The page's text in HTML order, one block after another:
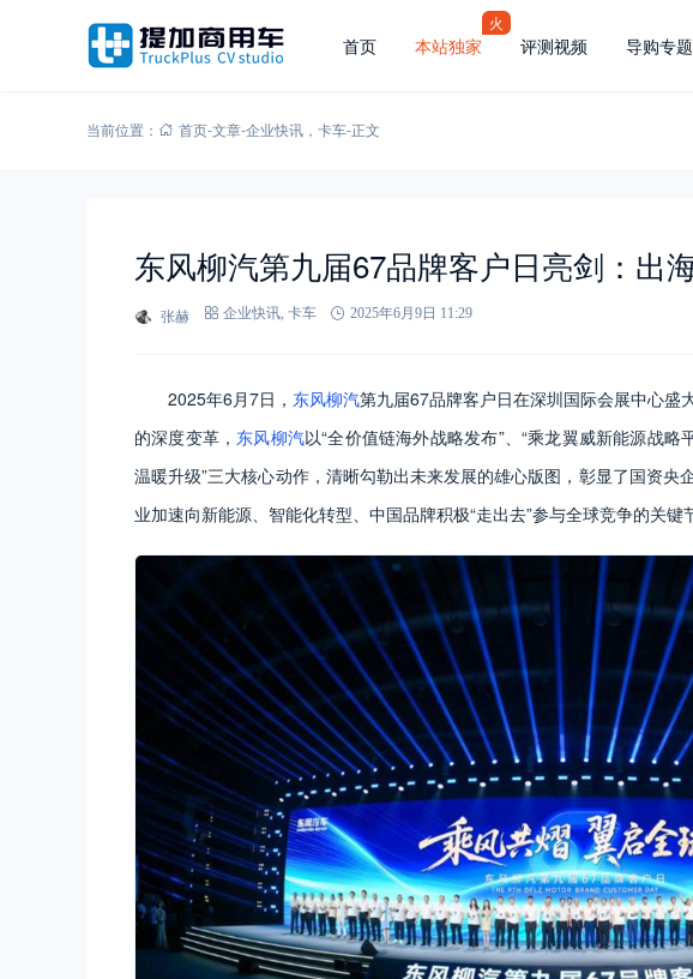
首页 本站独家
火
评测视频 导购专题
当前位置： 首页-文章-企业快讯 ， 卡车-正文
东风柳汽第九届67品牌客户日亮剑：出
张赫 企业快讯 卡车 2025年6月9日 11:29
2025年6月7日， 东风柳汽第九届67品牌客户日在深圳国际会展中心盛
的深度变革， 东风柳汽以“全价值链海外战略发布”、“乘龙翼威新能源战
温暖升级”三大核心动作，清晰勾勒出未来发展的雄心版图，彰显了国资央
业加速向新能源、智能化转型、中国品牌积极“走出去”参与全球竞争的关键